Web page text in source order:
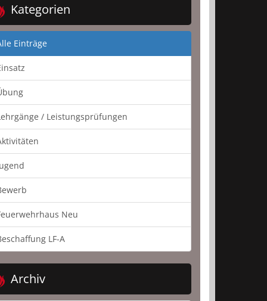
Kategorien
Einträge
/ Leistungsprüfungen
Neu
LF-A
Archiv